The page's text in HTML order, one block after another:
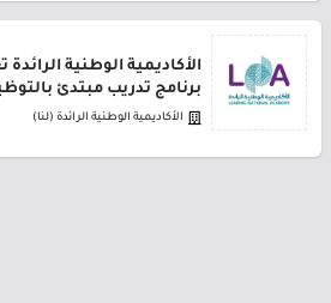
الأكاديمية الوطنية
برنامج تدريب مبتدئ
الأكاديمية الوطنية الرائدة (لنا)